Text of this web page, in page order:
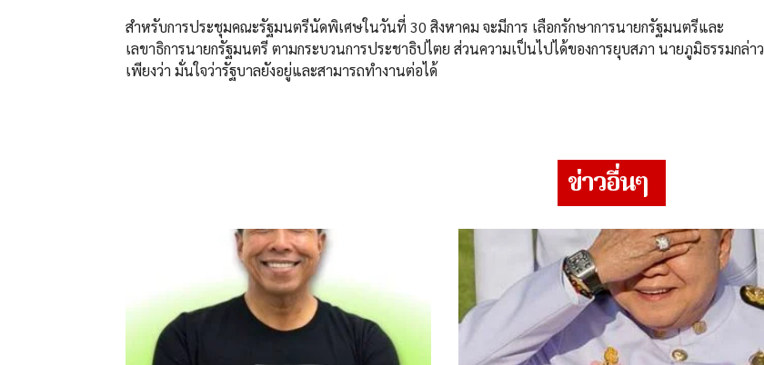
สำหรับการประชุมคณะรัฐมนตรีนัดพิเศษในวันที่ 30 สิงหาคม จะมีการ เลือกรักษาการนายกรัฐมนตรีและ
เลขาธิการนายกรัฐมนตรี ตามกระบวนการประชาธิปไตย ส่วนความเป็นไปได้ของการยุบสภา นายภูมิธรรมกล่าว
เพียงว่า มั่นใจว่ารัฐบาลยังอยู่และสามารถทำงานต่อได้
ข่าวอื่นๆ